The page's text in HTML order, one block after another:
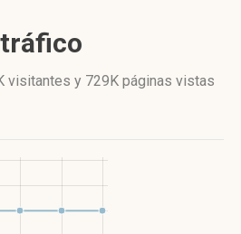
visitantes y 729K páginas vistas